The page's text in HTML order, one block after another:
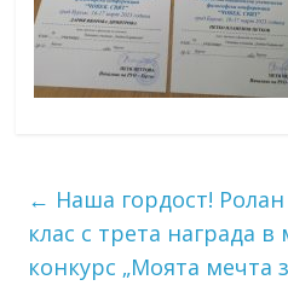
← Наша гордост!
клас с трета награда
конкурс „Моята мечта